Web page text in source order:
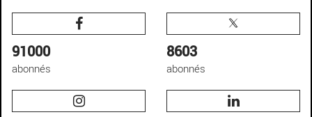
91000
abonnés
8603
abonnés